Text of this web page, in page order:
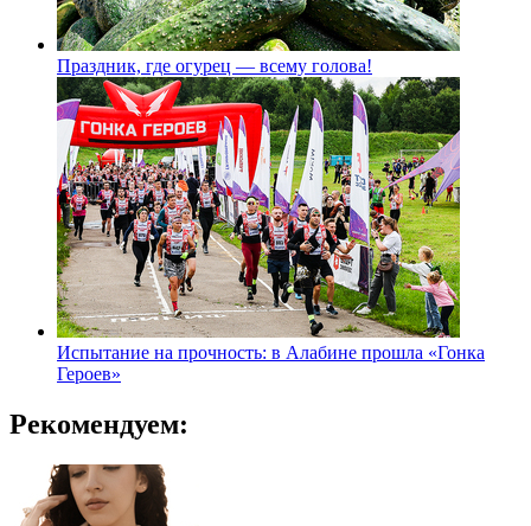
Праздник, где огурец — всему голова!
Испытание на прочность: в Алабине прошла «Гонка
Героев»
Рекомендуем: